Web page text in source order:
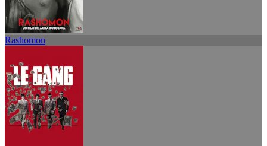
Rashomon